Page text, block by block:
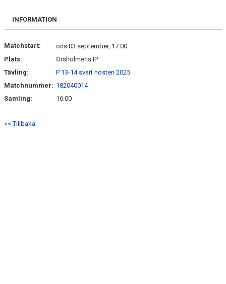
DOKUMENT
INFORMATION
Matchstart:
ons 03 september, 17:00
Plats:
Örsholmens IP
Tävling:
P 13-14 svart hösten 2025
Matchnummer: 182040014
Samling:
16:00
<< Tillbaka